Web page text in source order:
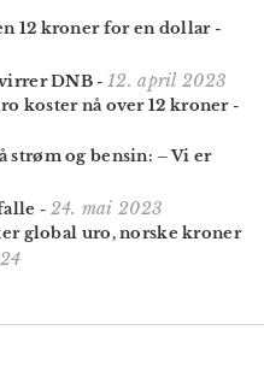
12 kroner for en dollar-
DNB - 12. april 2023
koster nå over 12 kroner-
og bensin: – Vi er
- 24. mai 2023
global uro, norske kroner